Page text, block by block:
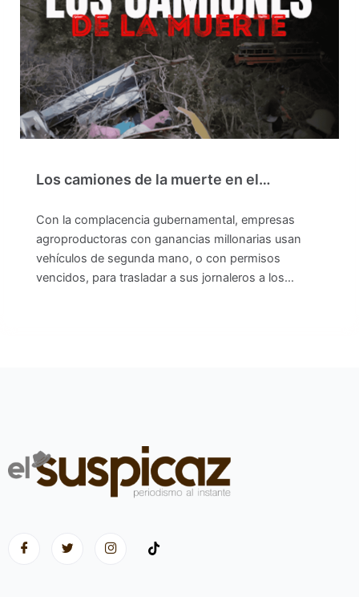
Los camiones de la muerte en el…
Con la complacencia gubernamental, empresas
agroproductoras con ganancias millonarias usan
vehículos de segunda mano, o con permisos
vencidos, para trasladar a sus jornaleros a los…